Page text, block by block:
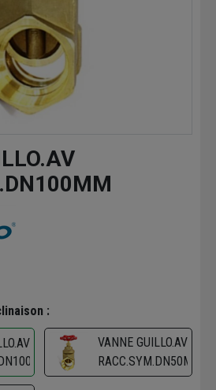
:
VANNE GUILLO.AV
RACC.SYM.DN50MM